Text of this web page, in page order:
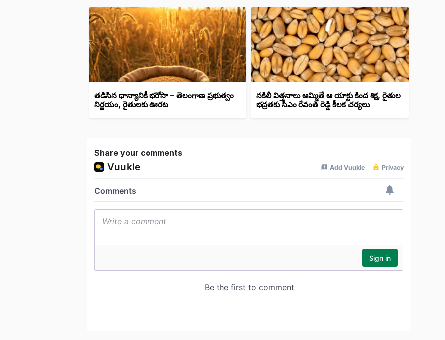
తడిసిన ధాన్యానికీ భరోసా – తెలంగాణ ప్రభుత్వం
నిర్ణయం, రైతులకు ఊరట
నకిలీ విత్తనాలు అమ్మితే ఆ యాక్టు కింద శిక్ష, రైతుల
భద్రతకు సీఎం రేవంత్ రెడ్డి కీలక చర్యలు
Share your comments